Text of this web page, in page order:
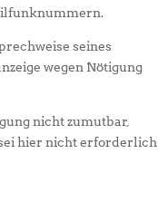
seines
wegen Nötigung
nicht zumutbar,
hier nicht erforderlich